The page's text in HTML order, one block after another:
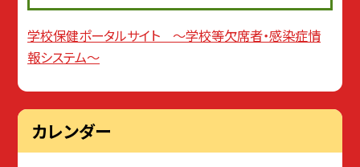
学校保健ポータルサイト 〜学校等欠席者・感染症情
報システム〜
カレンダー